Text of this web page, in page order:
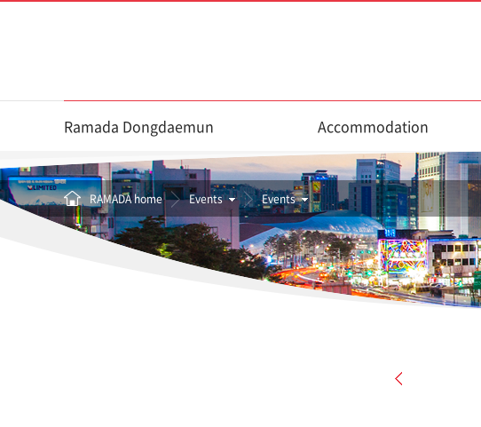
Ramada Dongdaemun Accommodation
RAMADA home Events Events